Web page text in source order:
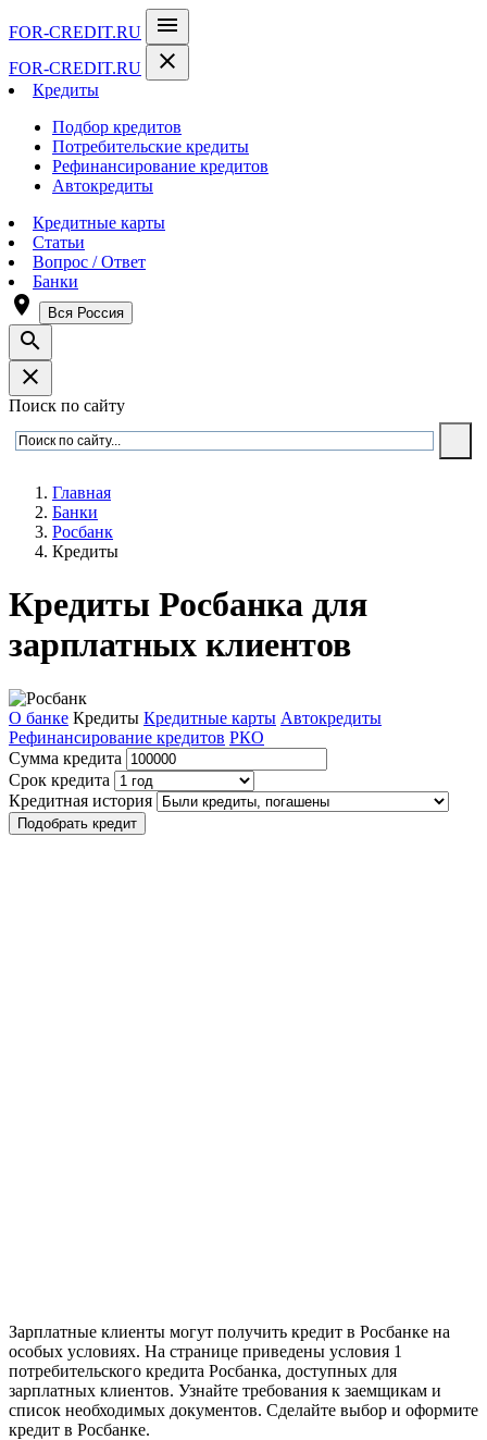
FOR-CREDIT.RU menu
FOR-CREDIT.RU close
Кредиты
Подбор кредитов
Потребительские кредиты
Рефинансирование кредитов
Автокредиты
Кредитные карты
Статьи
Вопрос / Ответ
Банки
room Вся Россия
search
close
Поиск по сайту
Главная
Банки
Росбанк
Кредиты
Кредиты Росбанка для
зарплатных клиентов
О банке Кредиты Кредитные карты Автокредиты
Рефинансирование кредитов РКО
Сумма кредита
Срок кредита
Кредитная история
Подобрать кредит
Зарплатные клиенты могут получить кредит в Росбанке на
особых условиях. На странице приведены условия 1
потребительского кредита Росбанка, доступных для
зарплатных клиентов. Узнайте требования к заемщикам и
список необходимых документов. Сделайте выбор и оформите
кредит в Росбанке.